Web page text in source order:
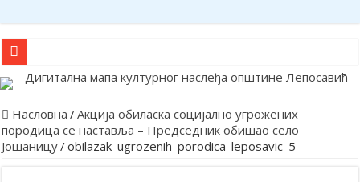
О Б А В Е Ш Т Е Њ Е
Обележена храмовна и општинска слава у Лепосавићу
Парастосом и полагањем венаца у Леосавићу обележена
Насловна /Акција обиласка социјално угрожених
породица се наставља – Председник обишао село
Јошаницу/obilazak_ugrozenih_porodica_leposavic_5